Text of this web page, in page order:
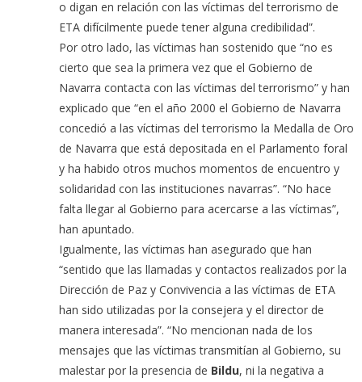
o digan en relación con las víctimas del terrorismo de
ETA difícilmente puede tener alguna credibilidad”.
Por otro lado, las víctimas han sostenido que “no es
cierto que sea la primera vez que el Gobierno de
Navarra contacta con las víctimas del terrorismo” y han
explicado que “en el año 2000 el Gobierno de Navarra
concedió a las víctimas del terrorismo la Medalla de Oro
de Navarra que está depositada en el Parlamento foral
y ha habido otros muchos momentos de encuentro y
solidaridad con las instituciones navarras”. “No hace
falta llegar al Gobierno para acercarse a las víctimas”,
han apuntado.
Igualmente, las víctimas han asegurado que han
“sentido que las llamadas y contactos realizados por la
Dirección de Paz y Convivencia a las víctimas de ETA
han sido utilizadas por la consejera y el director de
manera interesada”. “No mencionan nada de los
mensajes que las víctimas transmitían al Gobierno, su
malestar por la presencia de Bildu, ni la negativa a